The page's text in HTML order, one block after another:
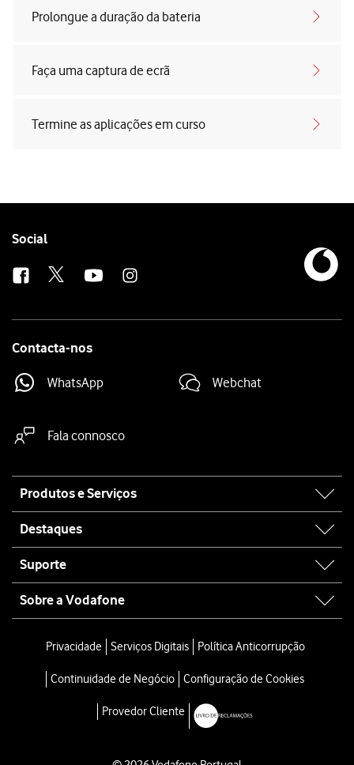
Prolongue a duração da bateria
Faça uma captura de ecrã
Termine as aplicações em curso
Follow
Social
Contacta-nos
WhatsApp Webchat
Fala connosco
map
Produtos e Serviços
Destaques
Suporte
Sobre a Vodafone
Privacidade Serviços Digitais Política Anticorrupção
Continuidade de Negócio Configuração de Cookies
Provedor Cliente